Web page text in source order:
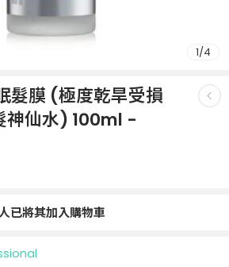
1/4
髮膜 (極度乾旱受損
神仙水) 100ml -
已將其加入購物車